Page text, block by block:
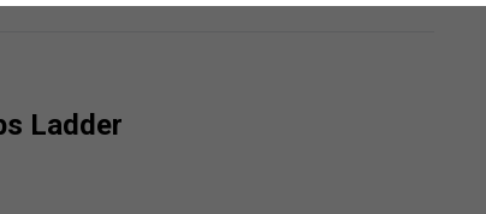
Ladder
w tym aby wykryć ewentualne boty, oszustwa czy